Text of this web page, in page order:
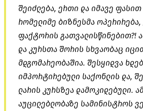
შეიძლება, ერთი და იმავე
რომელიმე ბიზნესმა ოპერირება,
ფაქტორის გათვალისწინებით?!
და კურსთა შორის სხვაობაც
მდგომარეობაშია. შესყიდვა
იმპორტირებული საქონლის და,
ლარის კურსზეა დამოკიდებული.
აუცილებლობაზე სამინისტროს